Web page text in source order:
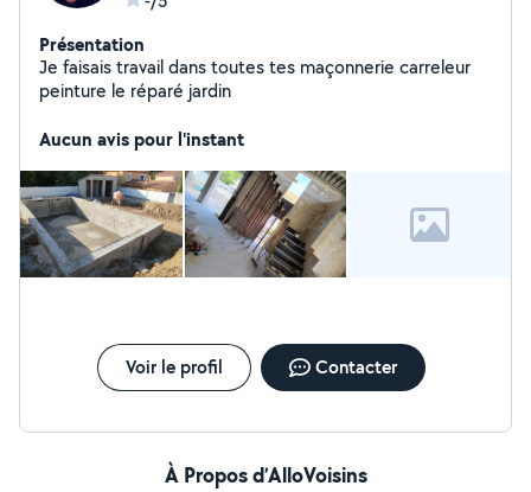
Présentation
Je faisais travail dans toutes tes maçonnerie carreleur
peinture le réparé jardin
Aucun avis pour l'instant
Voir le profil Contacter
À Propos d’AlloVoisins